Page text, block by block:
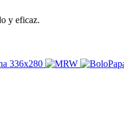
y eficaz.